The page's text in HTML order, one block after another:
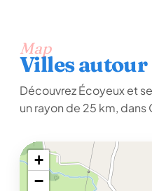
Map
Villes autour
Découvrez Écoyeux et
un rayon de 25 km,
+
−